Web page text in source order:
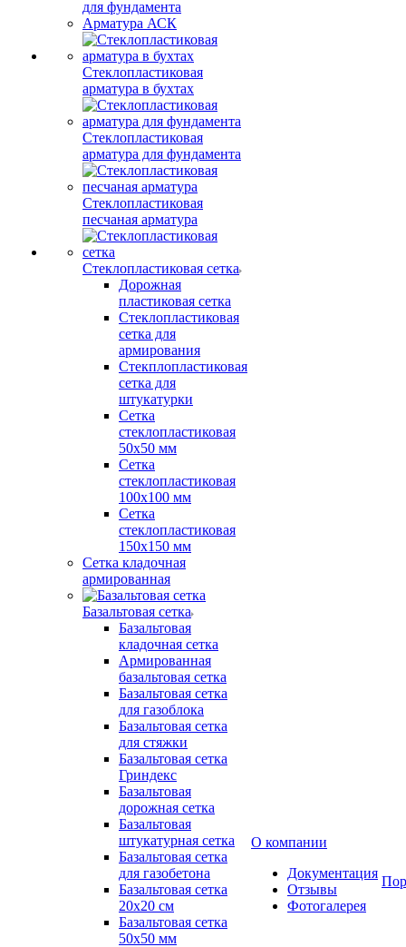
для фундамента
Арматура АСК
Стеклопластиковая
арматура в бухтах
Стеклопластиковая
арматура для фундамента
Стеклопластиковая
песчаная арматура
Стеклопластиковая сетка
Дорожная
пластиковая сетка
Стеклопластиковая
сетка для
армирования
Стекплопластиковая
сетка для
штукатурки
Сетка
стеклопластиковая
50x50 мм
Сетка
стеклопластиковая
100x100 мм
Сетка
стеклопластиковая
150x150 мм
Сетка кладочная
армированная
Базальтовая сетка
Базальтовая
кладочная сетка
Армированная
базальтовая сетка
Базальтовая сетка
для газоблока
Базальтовая сетка
для стяжки
Базальтовая сетка
Гриндекс
Базальтовая
дорожная сетка
Базальтовая
штукатурная сетка
Базальтовая сетка
для газобетона
Базальтовая сетка
20x20 см
Базальтовая сетка
50x50 мм
О компании
Документация
Отзывы
Фотогалерея